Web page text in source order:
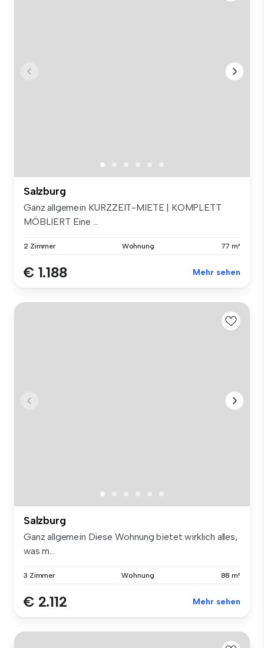
Salzburg
Ganz allgemein KURZZEIT-MIETE | KOMPLETT
MÖBLIERT Eine ...
2 Zimmer Wohnung 77 m²
€ 1.188 Mehr sehen
Salzburg
Ganz allgemein Diese Wohnung bietet wirklich alles,
was m...
3 Zimmer Wohnung 88 m²
€ 2.112 Mehr sehen